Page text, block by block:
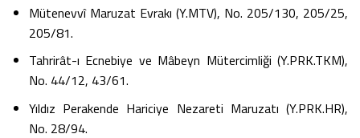
Mütenevvî Maruzat Evrakı (Y.MTV), No. 205/130, 205/25,
205/81.
Tahrirât-ı Ecnebiye ve Mâbeyn Mütercimliği (Y.PRK.TKM),
No. 44/12, 43/61.
Yıldız Perakende Hariciye Nezareti Maruzatı (Y.PRK.HR),
No. 28/94.